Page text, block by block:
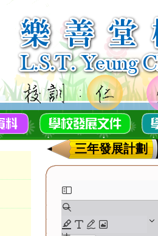
三年發展計劃